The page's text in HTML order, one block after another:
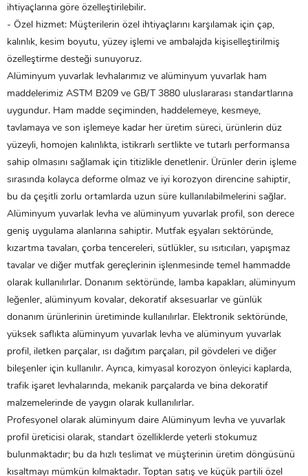
ihtiyaçlarına göre özelleştirilebilir.
- Özel hizmet: Müşterilerin özel ihtiyaçlarını karşılamak için çap,
kalınlık, kesim boyutu, yüzey işlemi ve ambalajda kişiselleştirilmiş
özelleştirme desteği sunuyoruz.
Alüminyum yuvarlak levhalarımız ve alüminyum yuvarlak ham
maddelerimiz ASTM B209 ve GB/T 3880 uluslararası standartlarına
uygundur. Ham madde seçiminden, haddelemeye, kesmeye,
tavlamaya ve son işlemeye kadar her üretim süreci, ürünlerin düz
yüzeyli, homojen kalınlıkta, istikrarlı sertlikte ve tutarlı performansa
sahip olmasını sağlamak için titizlikle denetlenir. Ürünler derin işleme
sırasında kolayca deforme olmaz ve iyi korozyon direncine sahiptir,
bu da çeşitli zorlu ortamlarda uzun süre kullanılabilmelerini sağlar.
Alüminyum yuvarlak levha ve alüminyum yuvarlak profil, son derece
geniş uygulama alanlarına sahiptir. Mutfak eşyaları sektöründe,
kızartma tavaları, çorba tencereleri, sütlükler, su ısıtıcıları, yapışmaz
tavalar ve diğer mutfak gereçlerinin işlenmesinde temel hammadde
olarak kullanılırlar. Donanım sektöründe, lamba kapakları, alüminyum
leğenler, alüminyum kovalar, dekoratif aksesuarlar ve günlük
donanım ürünlerinin üretiminde kullanılırlar. Elektronik sektöründe,
yüksek saflıkta alüminyum yuvarlak levha ve alüminyum yuvarlak
profil, iletken parçalar, ısı dağıtım parçaları, pil gövdeleri ve diğer
bileşenler için kullanılır. Ayrıca, kimyasal korozyon önleyici kaplarda,
trafik işaret levhalarında, mekanik parçalarda ve bina dekoratif
malzemelerinde de yaygın olarak kullanılırlar.
Profesyonel olarak alüminyum daire Alüminyum levha ve yuvarlak
profil üreticisi olarak, standart özelliklerde yeterli stokumuz
bulunmaktadır; bu da hızlı teslimat ve müşterinin üretim döngüsünü
kısaltmayı mümkün kılmaktadır. Toptan satış ve küçük partili özel